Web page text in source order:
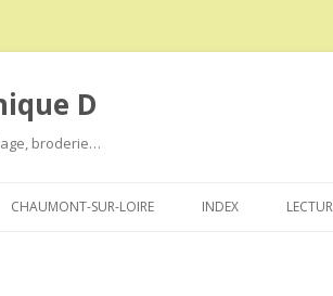
D
broderie…
au
CHAUMONT-SUR-LOIRE INDEX